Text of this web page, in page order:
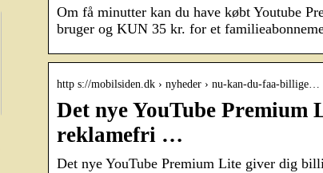
Om få minutter kan du have købt Youtube
bruger og KUN 35 kr. for et
http s://mobilsiden.dk › nyheder › nu-kan-du-faa-billige…
Det nye YouTube
reklamefri …
Det nye YouTube Premium Lite giver dig